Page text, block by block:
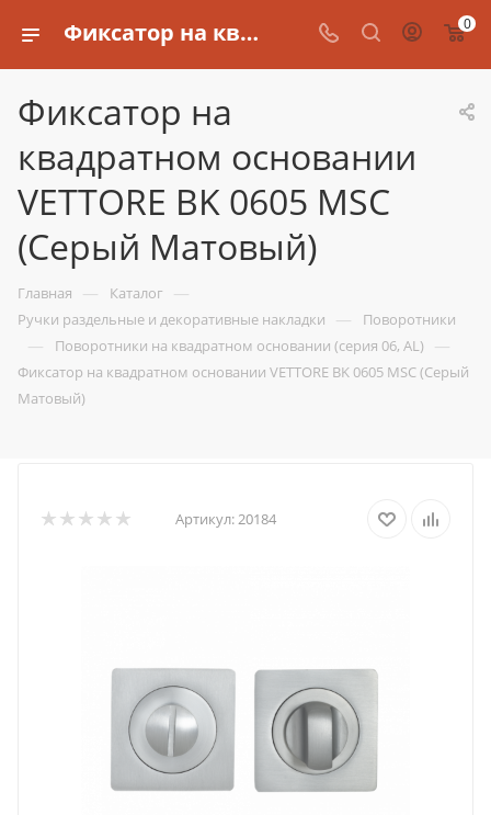
Фиксатор на квадратном основании VETTORE BK 0605 MSC (Серый Матовый) 0
Фиксатор на
квадратном основании
VETTORE BK 0605 MSC
(Серый Матовый)
Главная — Каталог —
Ручки раздельные и декоративные накладки — Поворотники
— Поворотники на квадратном основании (серия 06, AL) —
Фиксатор на квадратном основании VETTORE BK 0605 MSC (Серый
Матовый)
Артикул:20184